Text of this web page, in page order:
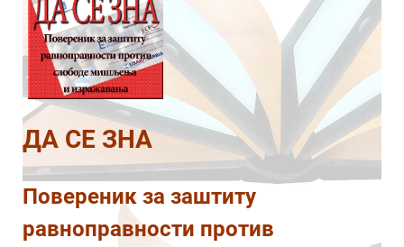
ДА СЕ ЗНА
Повереник за заштиту
равноправности против